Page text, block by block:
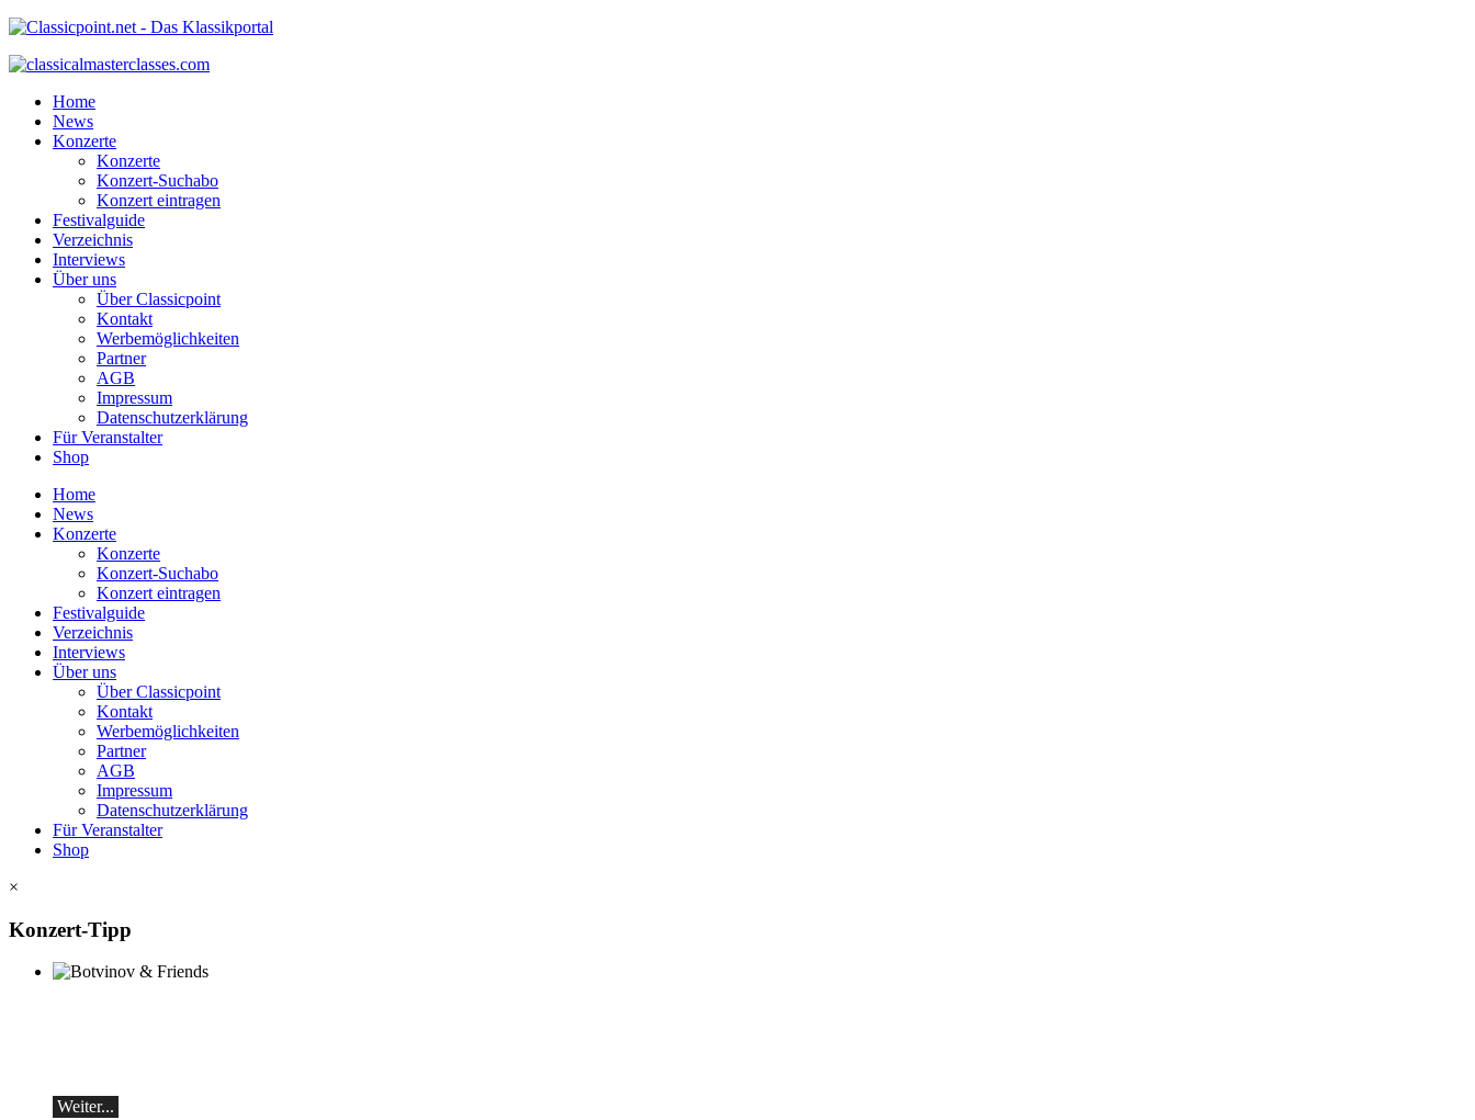
Home
News
Konzerte
Konzerte
Konzert-Suchabo
Konzert eintragen
Festivalguide
Verzeichnis
Interviews
Über uns
Über Classicpoint
Kontakt
Werbemöglichkeiten
Partner
AGB
Impressum
Datenschutzerklärung
Für Veranstalter
Shop
Home
News
Konzerte
Konzerte
Konzert-Suchabo
Konzert eintragen
Festivalguide
Verzeichnis
Interviews
Über uns
Über Classicpoint
Kontakt
Werbemöglichkeiten
Partner
AGB
Impressum
Datenschutzerklärung
Für Veranstalter
Shop
×
Konzert-Tipp
Weiter...